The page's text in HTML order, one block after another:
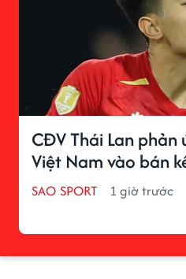
CĐV Thái Lan
Việt Nam vào bán
SAO SPORT 1 giờ trước